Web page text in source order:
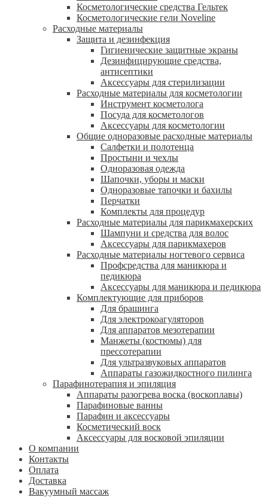
Косметологические средства Гельтек
Косметологические гели Noveline
Расходные материалы
Защита и дезинфекция
Гигиенические защитные экраны
Дезинфицирующие средства,
антисептики
Аксессуары для стерилизации
Расходные материалы для косметологии
Инструмент косметолога
Посуда для косметологов
Аксессуары для косметологии
Общие одноразовые расходные материалы
Салфетки и полотенца
Простыни и чехлы
Одноразовая одежда
Шапочки, уборы и маски
Одноразовые тапочки и бахилы
Перчатки
Комплекты для процедур
Расходные материалы для парикмахерских
Шампуни и средства для волос
Аксессуары для парикмахеров
Расходные материалы ногтевого сервиса
Профсредства для маникюра и
педикюра
Аксессуары для маникюра и педикюра
Комплектующие для приборов
Для брашинга
Для электрокоагуляторов
Для аппаратов мезотерапии
Манжеты (костюмы) для
прессотерапии
Для ультразвуковых аппаратов
Аппараты газожидкостного пилинга
Парафинотерапия и эпиляция
Аппараты разогрева воска (воскоплавы)
Парафиновые ванны
Парафин и аксессуары
Косметический воск
Аксессуары для восковой эпиляции
О компании
Контакты
Оплата
Доставка
Вакуумный массаж